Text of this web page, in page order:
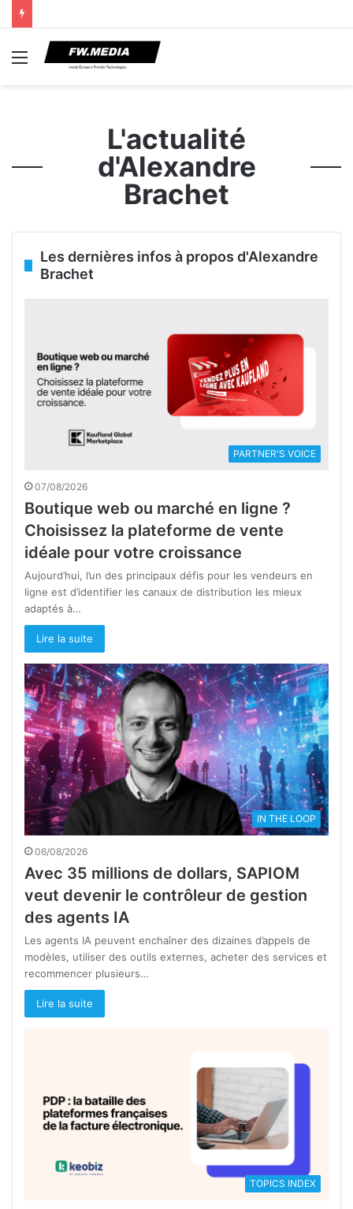
Menu
L'actualité
d'Alexandre
Brachet
Les dernières infos à propos d'Alexandre
Brachet
PARTNER'S VOICE
07/08/2026
Boutique web ou marché en ligne ?
Choisissez la plateforme de vente
idéale pour votre croissance
Aujourd’hui, l’un des principaux défis pour les vendeurs en
ligne est d’identifier les canaux de distribution les mieux
adaptés à…
Lire la suite
IN THE LOOP
06/08/2026
Avec 35 millions de dollars, SAPIOM
veut devenir le contrôleur de gestion
des agents IA
Les agents IA peuvent enchaîner des dizaines d’appels de
modèles, utiliser des outils externes, acheter des services et
recommencer plusieurs…
Lire la suite
TOPICS INDEX